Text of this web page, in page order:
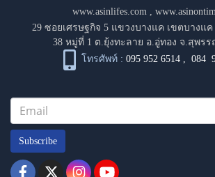
www.asinlifes.com,
29 ซอยเศรษฐกิจ 5 แขวงบางแค เขตบางแค
38 หมู่ที่ 1 ต.ยุ้งทะลาย อ.อู่ทอง จ.สุพรร
โทรศัพท์ : 095 952 6514 ,084
Subscribe